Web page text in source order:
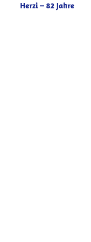
Herzi – 82 Jahre